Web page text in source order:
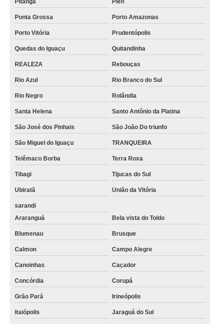
Pitanga Piên
Ponta Grossa Porto Amazonas
Porto Vitória Prudentópolis
Quedas do Iguaçu Quitandinha
REALEZA Rebouças
Rio Azul Rio Branco do Sul
Rio Negro Rolândia
Santa Helena Santo Antônio da Platina
São José dos Pinhais São João Do triunfo
São Miguel do Iguaçu TRANQUEIRA
Telêmaco Borba Terra Roxa
Tibagi Tijucas do Sul
Ubiratã União da Vitória
sarandi
Araranguá
Bela vista do Toldo
Blumenau Brusque
Calmon Campo Alegre
Canoinhas Caçador
Concórdia Corupá
Grão Pará Irineópolis
Itaiópolis Jaraguá do Sul